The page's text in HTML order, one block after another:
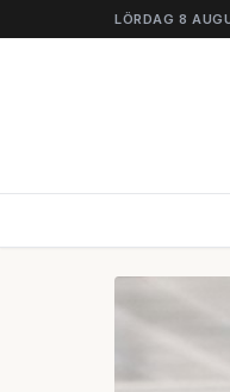
LÖRDAG 8